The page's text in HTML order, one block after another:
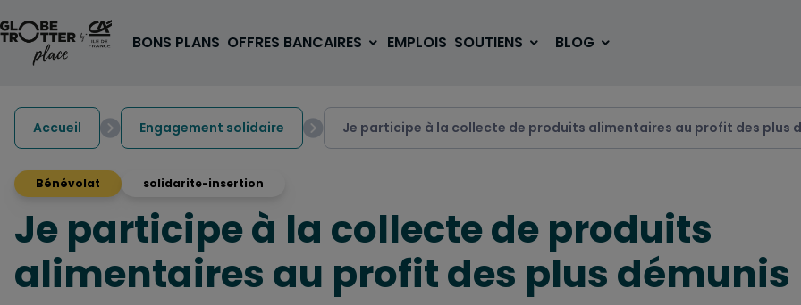
BONS PLANS OFFRES BANCAIRES EMPLOIS SOUTIENS BLOG
A PARTIR DE 3€
1 carte, 0 frais à l'étranger
pour les 18/30 ans VOYAGER ÉTUDIER
Accueil Engagement solidaire Je participe à la collecte de produits alimentaires au profit des plus
Bénévolat solidarite-insertion
Je participe à la collecte de produits
alimentaires au profit des plus démunis